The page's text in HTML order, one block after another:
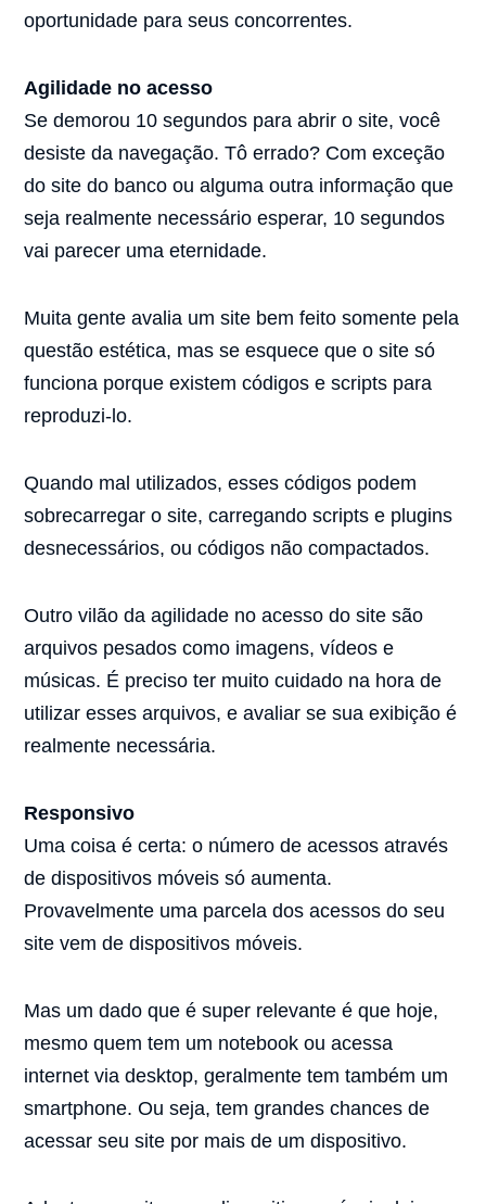
oportunidade para seus concorrentes.
Agilidade no acesso
Se demorou 10 segundos para abrir o site, você
desiste da navegação. Tô errado? Com exceção
do site do banco ou alguma outra informação que
seja realmente necessário esperar, 10 segundos
vai parecer uma eternidade.
Muita gente avalia um site bem feito somente pela
questão estética, mas se esquece que o site só
funciona porque existem códigos e scripts para
reproduzi-lo.
Quando mal utilizados, esses códigos podem
sobrecarregar o site, carregando scripts e plugins
desnecessários, ou códigos não compactados.
Outro vilão da agilidade no acesso do site são
arquivos pesados como imagens, vídeos e
músicas. É preciso ter muito cuidado na hora de
utilizar esses arquivos, e avaliar se sua exibição é
realmente necessária.
Responsivo
Uma coisa é certa: o número de acessos através
de dispositivos móveis só aumenta.
Provavelmente uma parcela dos acessos do seu
site vem de dispositivos móveis.
Mas um dado que é super relevante é que hoje,
mesmo quem tem um notebook ou acessa
internet via desktop, geralmente tem também um
smartphone. Ou seja, tem grandes chances de
acessar seu site por mais de um dispositivo.